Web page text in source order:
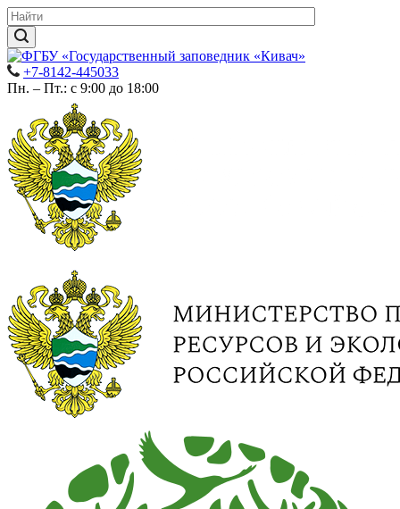
+7-8142-445033
Пн. – Пт.: с 9:00 до 18:00